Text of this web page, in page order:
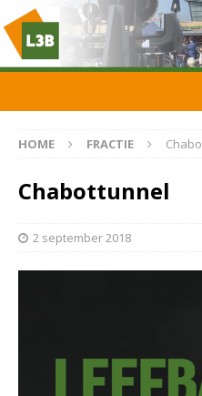
HOME FRACTIE
Chabottunnel
2 september 2018